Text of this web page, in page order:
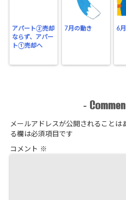
アパート②売却
ならず、アパー
ト①売却へ
7月の動き 6
-
メールアドレスが公開されることは
る欄は必須項目です
コメント ※